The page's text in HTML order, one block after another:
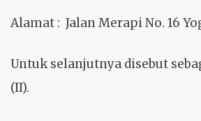
Alamat : Jalan Merapi No. 16
Untuk selanjutnya disebut
(II).